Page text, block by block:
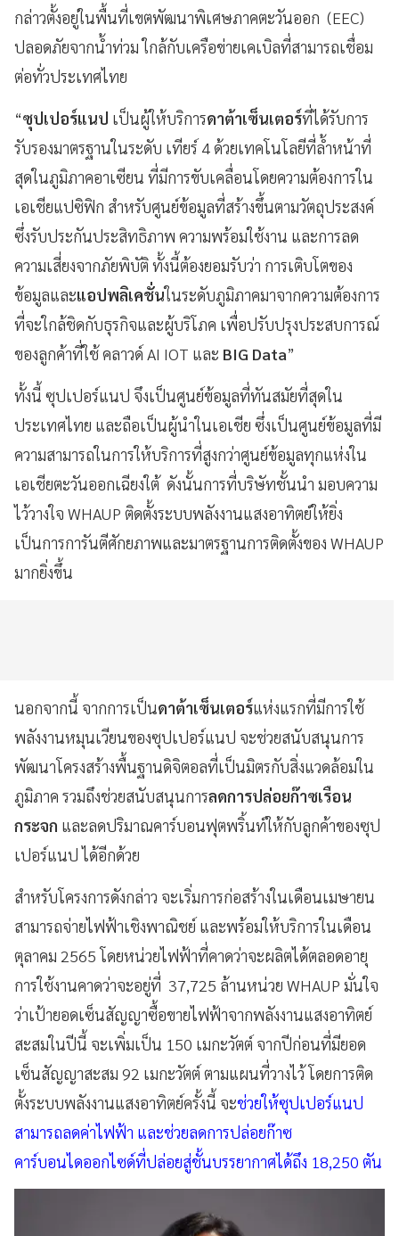
กล่าวตั้งอยู่ในพื้นที่เขตพัฒนาพิเศษภาคตะวันออก (EEC)
ปลอดภัยจากน้ำท่วม ใกล้กับเครือข่ายเคเบิลที่สามารถเชื่อม
ต่อทั่วประเทศไทย
“ซุปเปอร์แนป เป็นผู้ให้บริการดาต้าเซ็นเตอร์ที่ได้รับการ
รับรองมาตรฐานในระดับ เทียร์ 4 ด้วยเทคโนโลยีที่ล้ำหน้าที่
สุดในภูมิภาคอาเซียน ที่มีการขับเคลื่อนโดยความต้องการใน
เอเชียแปซิฟิก สำหรับศูนย์ข้อมูลที่สร้างขึ้นตามวัตถุประสงค์
ซึ่งรับประกันประสิทธิภาพ ความพร้อมใช้งาน และการลด
ความเสี่ยงจากภัยพิบัติ ทั้งนี้ต้องยอมรับว่า การเติบโตของ
ข้อมูลและแอปพลิเคชั่นในระดับภูมิภาคมาจากความต้องการ
ที่จะใกล้ชิดกับธุรกิจและผู้บริโภค เพื่อปรับปรุงประสบการณ์
ของลูกค้าที่ใช้ คลาวด์ AI IOT และ BIG Data”
ทั้งนี้ ซุปเปอร์แนป จึงเป็นศูนย์ข้อมูลที่ทันสมัยที่สุดใน
ประเทศไทย และถือเป็นผู้นำในเอเชีย ซึ่งเป็นศูนย์ข้อมูลที่มี
ความสามารถในการให้บริการที่สูงกว่าศูนย์ข้อมูลทุกแห่งใน
เอเชียตะวันออกเฉียงใต้ ดังนั้นการที่บริษัทชั้นนำ มอบความ
ไว้วางใจ WHAUP ติดตั้งระบบพลังงานแสงอาทิตย์ให้ยิ่ง
เป็นการการันตีศักยภาพและมาตรฐานการติดตั้งของ WHAUP
มากยิ่งขึ้น
นอกจากนี้ จากการเป็นดาต้าเซ็นเตอร์แห่งแรกที่มีการใช้
พลังงานหมุนเวียนของซุปเปอร์แนป จะช่วยสนับสนุนการ
พัฒนาโครงสร้างพื้นฐานดิจิตอลที่เป็นมิตรกับสิ่งแวดล้อมใน
ภูมิภาค รวมถึงช่วยสนับสนุนการลดการปล่อยก๊าซเรือน
กระจก และลดปริมาณคาร์บอนฟุตพริ้นท์ให้กับลูกค้าของซุป
เปอร์แนป ได้อีกด้วย
สำหรับโครงการดังกล่าว จะเริ่มการก่อสร้างในเดือนเมษายน
สามารถจ่ายไฟฟ้าเชิงพาณิชย์ และพร้อมให้บริการในเดือน
ตุลาคม 2565 โดยหน่วยไฟฟ้าที่คาดว่าจะผลิตได้ตลอดอายุ
การใช้งานคาดว่าจะอยู่ที่ 37,725 ล้านหน่วย WHAUP มั่นใจ
ว่าเป้ายอดเซ็นสัญญาซื้อขายไฟฟ้าจากพลังงานแสงอาทิตย์
สะสมในปีนี้ จะเพิ่มเป็น 150 เมกะวัตต์ จากปีก่อนที่มียอด
เซ็นสัญญาสะสม 92 เมกะวัตต์ ตามแผนที่วางไว้ โดยการติด
ตั้งระบบพลังงานแสงอาทิตย์ครั้งนี้ จะช่วยให้ซุปเปอร์แนป
สามารถลดค่าไฟฟ้า และช่วยลดการปล่อยก๊าซ
คาร์บอนไดออกไซด์ที่ปล่อยสู่ชั้นบรรยากาศได้ถึง 18,250 ตัน